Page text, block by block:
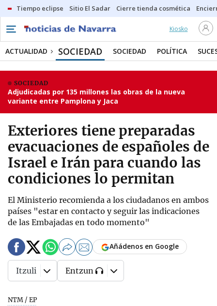
Tiempo eclipse Sitio El Sadar Cierre tienda cosmética
Kiosko
ACTUALIDAD SOCIEDAD SOCIEDAD POLÍTICA
SOCIEDAD
Adjudicadas por 135 millones las obras de la nueva
variante entre Pamplona y Jaca
Exteriores tiene preparadas
evacuaciones de españoles de
Israel e Irán para cuando las
condiciones lo permitan
El Ministerio recomienda a los ciudadanos en ambos
países "estar en contacto y seguir las indicaciones
de las Embajadas en todo momento"
NTM / EP
Añádenos en Google
Itzuli Entzun